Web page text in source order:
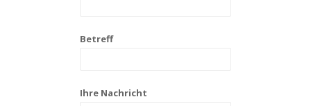
Betreff
Ihre Nachricht